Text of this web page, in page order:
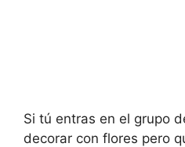
Si tú entras en el grupo
decorar con flores pero